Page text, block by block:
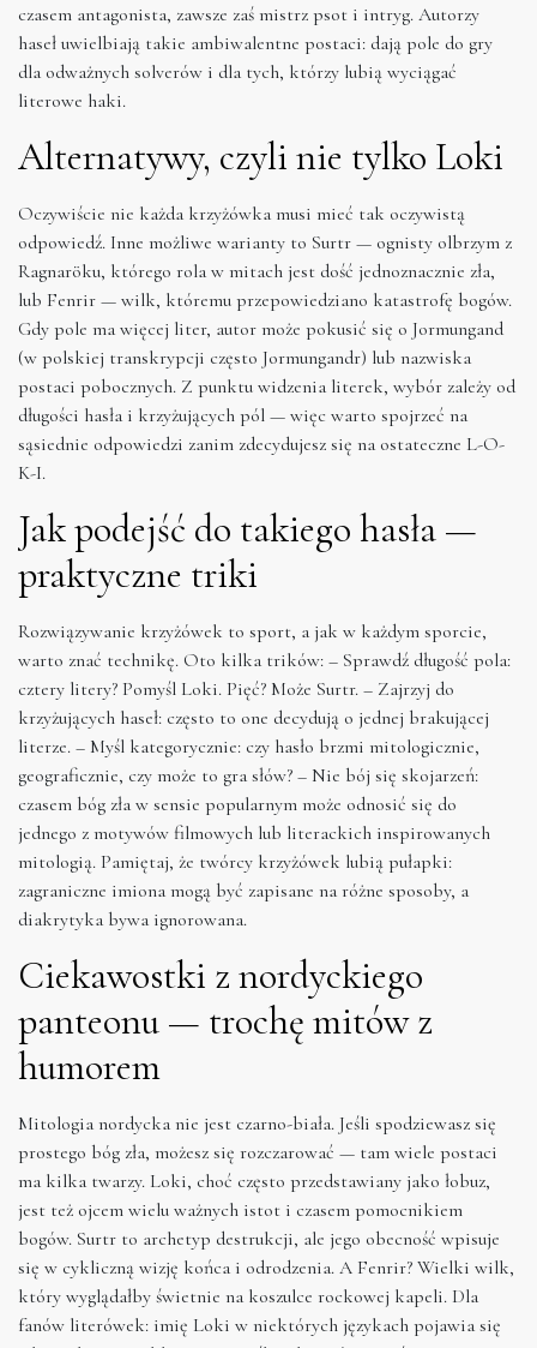
czasem antagonista, zawsze zaś mistrz psot i intryg. Autorzy
haseł uwielbiają takie ambiwalentne postaci: dają pole do gry
dla odważnych solverów i dla tych, którzy lubią wyciągać
literowe haki.
Alternatywy, czyli nie tylko Loki
Oczywiście nie każda krzyżówka musi mieć tak oczywistą
odpowiedź. Inne możliwe warianty to Surtr — ognisty olbrzym z
Ragnaröku, którego rola w mitach jest dość jednoznacznie zła,
lub Fenrir — wilk, któremu przepowiedziano katastrofę bogów.
Gdy pole ma więcej liter, autor może pokusić się o Jormungand
(w polskiej transkrypcji często Jormungandr) lub nazwiska
postaci pobocznych. Z punktu widzenia literek, wybór zależy od
długości hasła i krzyżujących pól — więc warto spojrzeć na
sąsiednie odpowiedzi zanim zdecydujesz się na ostateczne L-O-
K-I.
Jak podejść do takiego hasła —
praktyczne triki
Rozwiązywanie krzyżówek to sport, a jak w każdym sporcie,
warto znać technikę. Oto kilka trików: – Sprawdź długość pola:
cztery litery? Pomyśl Loki. Pięć? Może Surtr. – Zajrzyj do
krzyżujących haseł: często to one decydują o jednej brakującej
literze. – Myśl kategorycznie: czy hasło brzmi mitologicznie,
geograficznie, czy może to gra słów? – Nie bój się skojarzeń:
czasem bóg zła w sensie popularnym może odnosić się do
jednego z motywów filmowych lub literackich inspirowanych
mitologią. Pamiętaj, że twórcy krzyżówek lubią pułapki:
zagraniczne imiona mogą być zapisane na różne sposoby, a
diakrytyka bywa ignorowana.
Ciekawostki z nordyckiego
panteonu — trochę mitów z
humorem
Mitologia nordycka nie jest czarno-biała. Jeśli spodziewasz się
prostego bóg zła, możesz się rozczarować — tam wiele postaci
ma kilka twarzy. Loki, choć często przedstawiany jako łobuz,
jest też ojcem wielu ważnych istot i czasem pomocnikiem
bogów. Surtr to archetyp destrukcji, ale jego obecność wpisuje
się w cykliczną wizję końca i odrodzenia. A Fenrir? Wielki wilk,
który wyglądałby świetnie na koszulce rockowej kapeli. Dla
fanów literówek: imię Loki w niektórych językach pojawia się